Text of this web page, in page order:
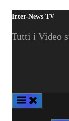
SkipInter-News TV
Tutti i Video